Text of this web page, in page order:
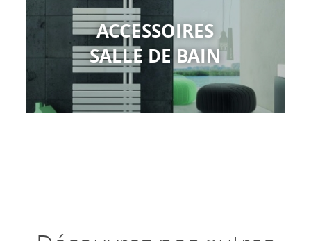
ACCESSOIRES
SALLE DE BAIN